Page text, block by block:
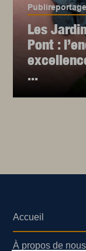
Les
Pont :
...
Accueil
À propos de nous